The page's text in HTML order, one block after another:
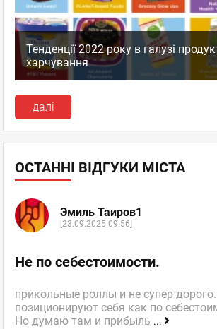
Тенденції 2022 року в галузі
харчування
далі
ОСТАННІ ВІДГУКИ МІСТА
Эмиль Таиров1
[23.09.2025 09:56]
Не по себестоимости.
прикольные роллы и не супер
позиционируют себя как по
Но думаю там и прибыль ...